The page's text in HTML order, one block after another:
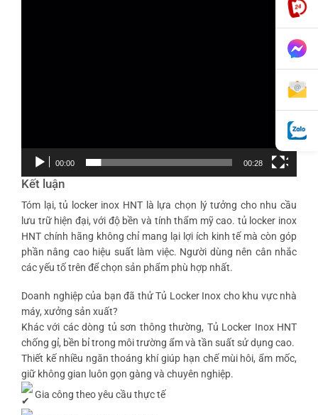
00:00 00:28
Kết luận
Tóm lại, tủ locker inox HNT là lựa chọn lý tưởng cho nhu cầu
lưu trữ hiện đại, với độ bền và tính thẩm mỹ cao. tủ locker inox
HNT chính hãng không chỉ mang lại lợi ích kinh tế mà còn góp
phần nâng cao hiệu suất làm việc. Người dùng nên cân nhắc
các yếu tố trên để chọn sản phẩm phù hợp nhất.
Doanh nghiệp của bạn đã thử Tủ Locker Inox cho khu vực nhà
máy, xưởng sản xuất?
Khác với các dòng tủ sơn thông thường, Tủ Locker Inox HNT
chống gỉ, bền bỉ trong môi trường ẩm và tần suất sử dụng cao.
Thiết kế nhiều ngăn thoáng khí giúp hạn chế mùi hôi, ẩm mốc,
giữ không gian luôn gọn gàng và chuyên nghiệp.
Gia công theo yêu cầu thực tế